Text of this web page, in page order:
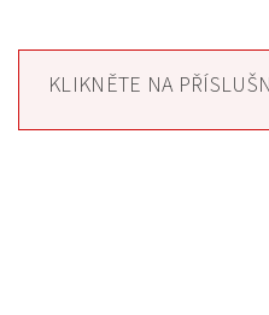
KLIKNĚTE NA